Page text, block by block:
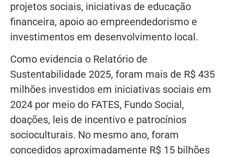
projetos sociais, iniciativas de educação
financeira, apoio ao empreendedorismo e
investimentos em desenvolvimento local.
Como evidencia o Relatório de
Sustentabilidade 2025, foram mais de R$ 435
milhões investidos em iniciativas sociais em
2024 por meio do FATES, Fundo Social,
doações, leis de incentivo e patrocínios
socioculturais. No mesmo ano, foram
concedidos aproximadamente R$ 15 bilhões